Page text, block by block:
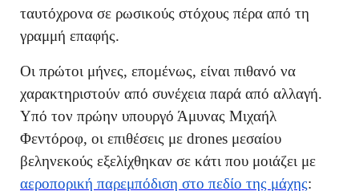
ταυτόχρονα σε ρωσικούς στόχους πέρα από τη
γραμμή επαφής.
Οι πρώτοι μήνες, επομένως, είναι πιθανό να
χαρακτηριστούν από συνέχεια παρά από αλλαγή.
Υπό τον πρώην υπουργό Άμυνας Μιχαήλ
Φεντόροφ, οι επιθέσεις με drones μεσαίου
βεληνεκούς εξελίχθηκαν σε κάτι που μοιάζει με
αεροπορική παρεμπόδιση στο πεδίο της μάχης: